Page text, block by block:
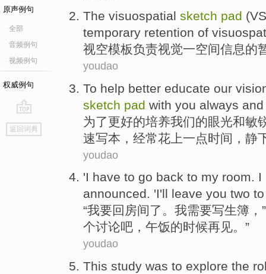
原声例句
全部
音频例句
视频例句
权威例句
go
top
返回词典
The visuospatial sketch pad
temporary retention of
视空模板负责视觉一空间信息的
youdao
To help better educate our
sketch pad with you always
为了更好的培养我们的眼光和敏
速写本， 经常花 上一点时间 ， 静
youdao
'I have to go back to my room. I
announced. 'I'll leave you two
“我要回 房间了。我需要写生簿 ，”
个讨论吧， 午饭的时候再见。”
youdao
This study was to explore the